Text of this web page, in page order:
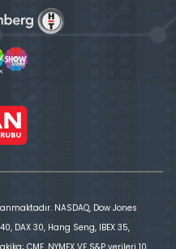
NASDAQ, Dow Jones
DAX 30, Hang Seng, IBEX 35,